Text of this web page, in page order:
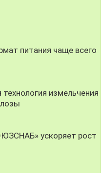
питания чаще всего
измельчения
ускоряет рост